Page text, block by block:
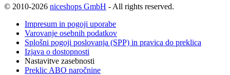
© 2010-2026 niceshops GmbH - All rights reserved.
Impresum in pogoji uporabe
Varovanje osebnih podatkov
Splošni pogoji poslovanja (SPP) in pravica do preklica
Izjava o dostopnosti
Nastavitve zasebnosti
Preklic ABO naročnine